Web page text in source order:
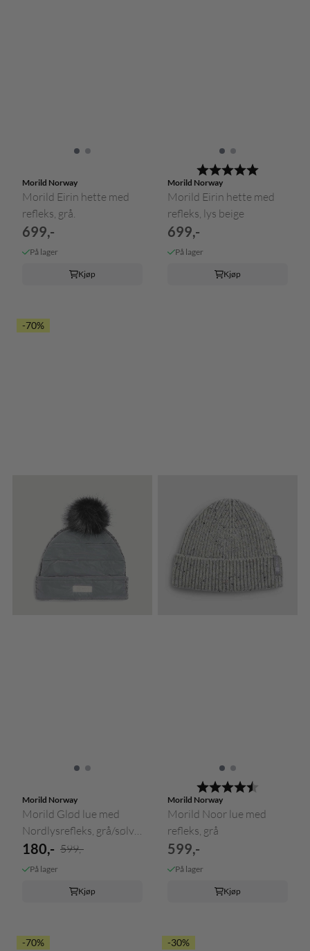
Morild Norway
Morild Eirin hette med
refleks, grå.
699,-
På lager
Kjøp
Karakter:
Morild Norway
Morild Eirin hette med
refleks, lys beige
699,-
På lager
Kjøp
-70%
Morild Norway
Morild Glød lue med
Nordlysrefleks, grå/sølv -
...
180,- 599,-
På lager
Kjøp
Karakter:
Morild Norway
Morild Noor lue med
refleks, grå
599,-
På lager
Kjøp
-70% -30%